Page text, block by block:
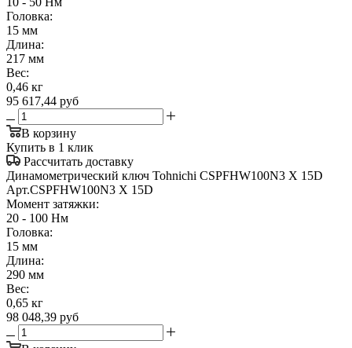
Головка:
15 мм
Длина:
217 мм
Вес:
0,46 кг
95 617,44 руб
В корзину
Купить в 1 клик
Рассчитать доставку
Динамометрический ключ Tohnichi CSPFHW100N3 X 15D
Арт.CSPFHW100N3 X 15D
Момент затяжки:
20 - 100 Нм
Головка:
15 мм
Длина:
290 мм
Вес:
0,65 кг
98 048,39 руб